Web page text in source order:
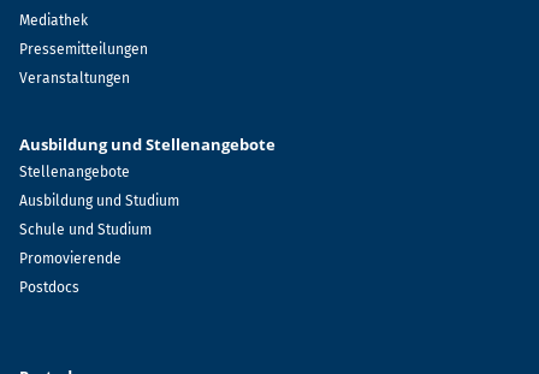
Mediathek
Pressemitteilungen
Veranstaltungen
Ausbildung und Stellenangebote
Stellenangebote
Ausbildung und Studium
Schule und Studium
Promovierende
Postdocs